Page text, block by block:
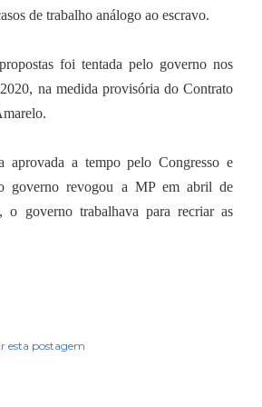
de trabalho análogo ao escravo.
foi tentada pelo governo nos
na medida provisória do Contrato
aprovada a tempo pelo Congresso e
governo revogou a MP em abril de
o governo trabalhava para recriar as
esta postagem